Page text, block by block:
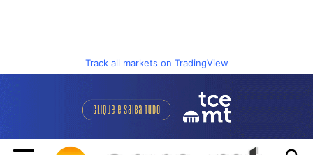
Track all markets on TradingView